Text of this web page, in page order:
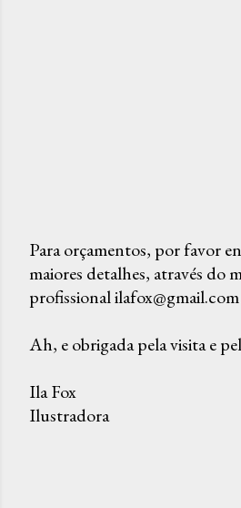
P
o
t
r
u
Para orçamentos, por favor
maiores detalhes, através do
profissional ilafox@gmail.com
Ah, e obrigada pela visita e
Ila Fox
Ilustradora